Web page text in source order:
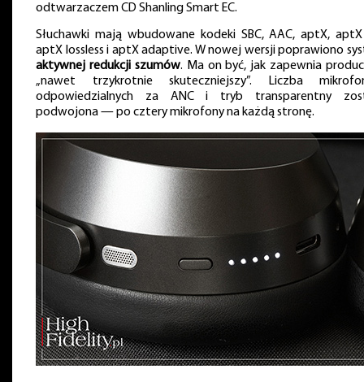
odtwarzaczem CD Shanling Smart EC.
Słuchawki mają wbudowane kodeki SBC, AAC, aptX, aptX
aptX lossless i aptX adaptive. W nowej wersji poprawiono
aktywnej redukcji szumów. Ma on być, jak zapewnia
„nawet trzykrotnie skuteczniejszy”. Liczba
odpowiedzialnych za ANC i tryb transparentny
podwojona — po cztery mikrofony na każdą stronę.